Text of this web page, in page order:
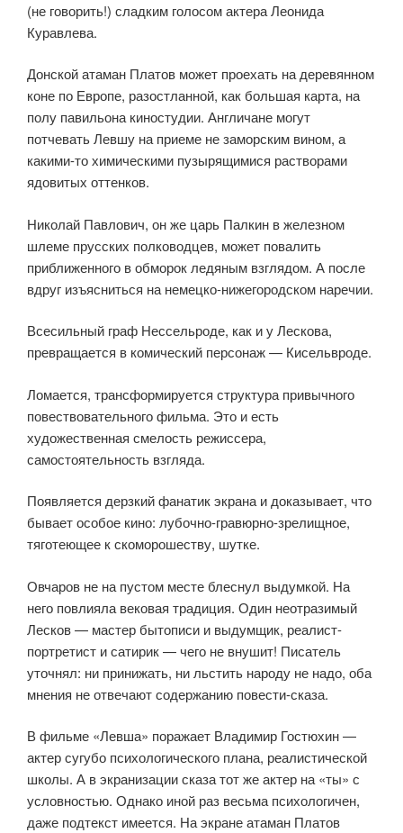
(не говорить!) сладким голосом актера Леонида
Куравлева.
Донской атаман Платов может проехать на деревянном
коне по Европе, разостланной, как большая карта, на
полу павильона киностудии. Англичане могут
потчевать Левшу на приеме не заморским вином, а
какими-то химическими пузырящимися растворами
ядовитых оттенков.
Николай Павлович, он же царь Палкин в железном
шлеме прусских полководцев, может повалить
приближенного в обморок ледяным взглядом. А после
вдруг изъясниться на немецко-нижегородском наречии.
Всесильный граф Нессельроде, как и у Лескова,
превращается в комический персонаж — Кисельвроде.
Ломается, трансформируется структура привычного
повествовательного фильма. Это и есть
художественная смелость режиссера,
самостоятельность взгляда.
Появляется дерзкий фанатик экрана и доказывает, что
бывает особое кино: лубочно-гравюрно-зрелищное,
тяготеющее к скоморошеству, шутке.
Овчаров не на пустом месте блеснул выдумкой. На
него повлияла вековая традиция. Один неотразимый
Лесков — мастер бытописи и выдумщик, реалист-
портретист и сатирик — чего не внушит! Писатель
уточнял: ни принижать, ни льстить народу не надо, оба
мнения не отвечают содержанию повести-сказа.
В фильме «Левша» поражает Владимир Гостюхин —
актер сугубо психологического плана, реалистической
школы. А в экранизации сказа тот же актер на «ты» с
условностью. Однако иной раз весьма психологичен,
даже подтекст имеется. На экране атаман Платов